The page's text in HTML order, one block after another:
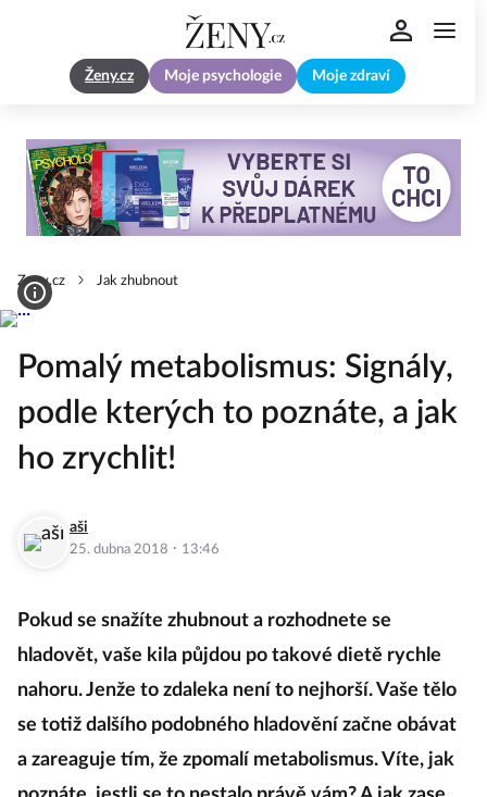
Ženy.cz Moje psychologie Moje zdraví
Zeny.cz Jak zhubnout
Pomalý metabolismus: Signály,
podle kterých to poznáte, a jak
ho zrychlit!
aši
25. dubna 2018 · 13:46
Pokud se snažíte zhubnout a rozhodnete se
hladovět, vaše kila půjdou po takové dietě rychle
nahoru. Jenže to zdaleka není to nejhorší. Vaše tělo
se totiž dalšího podobného hladovění začne obávat
a zareaguje tím, že zpomalí metabolismus. Víte, jak